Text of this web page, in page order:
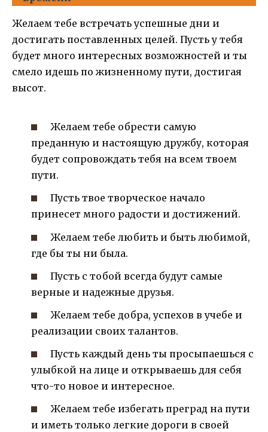
Желаем тебе встречать успешные дни и
достигать поставленных целей. Пусть у тебя
будет много интересных возможностей и ты
смело идешь по жизненному пути, достигая
высот.
Желаем тебе обрести самую
преданную и настоящую дружбу, которая
будет сопровождать тебя на всем твоем
пути.
Пусть твое творческое начало
принесет много радости и достижений.
Желаем тебе любить и быть любимой,
где бы ты ни была.
Пусть с тобой всегда будут самые
верные и надежные друзья.
Желаем тебе добра, успехов в учебе и
реализации своих талантов.
Пусть каждый день ты просыпаешься с
улыбкой на лице и открываешь для себя
что-то новое и интересное.
Желаем тебе избегать преград на пути
и иметь только легкие дороги в своей